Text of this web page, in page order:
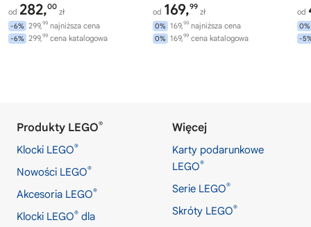
od 282,00
zł
-6% 299,99 najniższa cena
-6% 299,99 cena katalogowa
od 169,99
zł
0% 169,99 najniższa cena
0% 169,99 cena katalogowa
od
0%
-
Produkty LEGO®
Klocki LEGO®
Nowości LEGO®
Akcesoria LEGO®
Klocki LEGO® dla
Więcej
Karty podarunkowe
LEGO®
Serie LEGO®
Skróty LEGO®